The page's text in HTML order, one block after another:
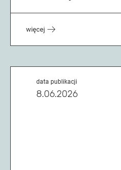
więcej
data publikacji
8.06.2026